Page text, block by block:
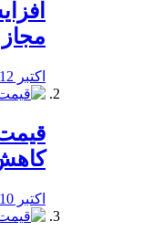
اکتبر 12, 2019
اکتبر 10, 2019